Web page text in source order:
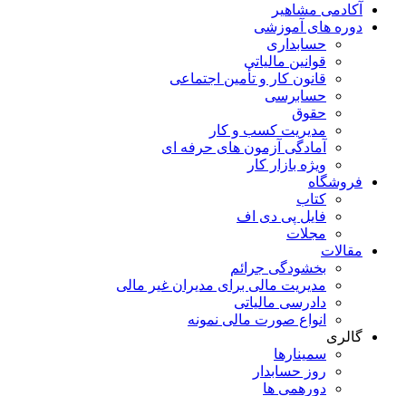
آکادمی مشاهیر
دوره های آموزشی
حسابداری
قوانین مالیاتی
قانون کار و تأمین اجتماعی
حسابرسی
حقوق
مدیریت کسب و کار
آمادگی آزمون های حرفه ای
ویژه بازار کار
فروشگاه
کتاب
فایل پی دی اف
مجلات
مقالات
بخشودگی جرائم
مدیریت مالی برای مدیران غیر مالی
دادرسی مالیاتی
انواع صورت مالی نمونه
گالری
سمینارها
روز حسابدار
دورهمی ها